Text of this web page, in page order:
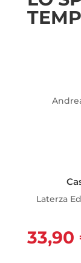
Laterza
33,90